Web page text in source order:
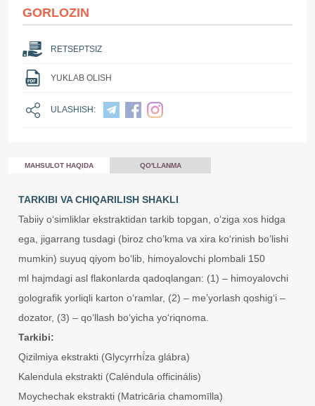
GORLOZIN
RETSEPTSIZ
YUKLAB OLISH
ULASHISH:
MAHSULOT HAQIDA QO'LLANMA
TARKIBI VA CHIQARILISH SHAKLI
Tabiiy o‘simliklar ekstraktidan tarkib topgan, o‘ziga xos hidga
ega, jigarrang tusdagi (biroz cho’kma va xira ko‘rinish bo’lishi
mumkin) suyuq qiyom bo‘lib, himoyalovchi plombali 150
ml hajmdagi asl flakonlarda qadoqlangan: (1) – himoyalovchi
golografik yorliqli karton o‘ramlar, (2) – me’yorlash qoshig‘i –
dozator, (3) – qo‘llash bo‘yicha yo‘riqnoma.
Tarkibi:
Qizilmiya ekstrakti (Glycyrrhí́za glábra)
Kalendula ekstrakti (Caléndula officinális)
Moychechak ekstrakti (Matricāria chamomīlla)